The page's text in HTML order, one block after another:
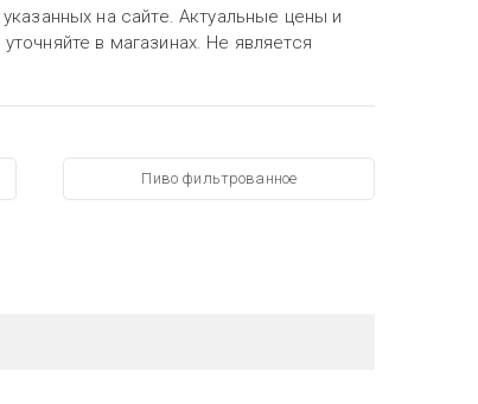
указанных на сайте. Актуальные цены и
в магазинах. Не является
Пиво фильтрованное